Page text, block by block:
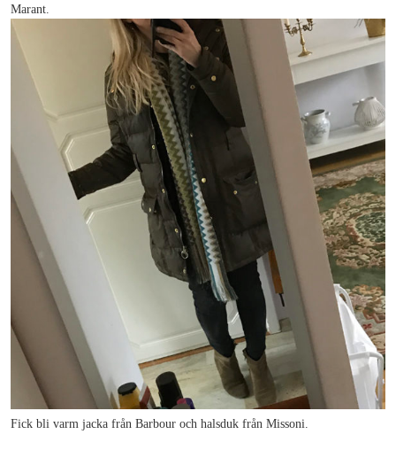
Marant.
Fick bli varm jacka från Barbour och halsduk från Missoni.